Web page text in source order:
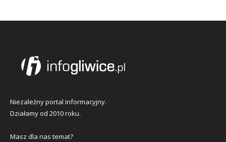
Niezależny portal informacyjny.
Działamy od 2010 roku.
Masz dla nas temat?